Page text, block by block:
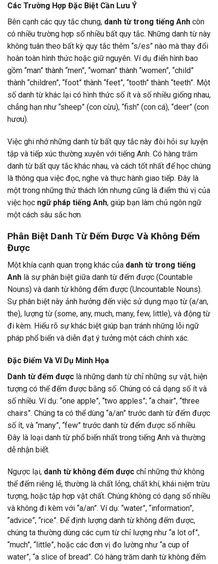
Các Trường Hợp Đặc Biệt Cần Lưu Ý
Bên cạnh các quy tắc chung, danh từ trong tiếng Anh còn
có nhiều trường hợp số nhiều bất quy tắc. Những danh từ này
không tuân theo bất kỳ quy tắc thêm “s/es” nào mà thay đổi
hoàn toàn hình thức hoặc giữ nguyên. Ví dụ điển hình bao
gồm “man” thành “men”, “woman” thành “women”, “child”
thành “children”, “foot” thành “feet”, “tooth” thành “teeth”. Một
số danh từ khác lại có hình thức số ít và số nhiều giống nhau,
chẳng hạn như “sheep” (con cừu), “fish” (con cá), “deer” (con
hươu).
Việc ghi nhớ những danh từ bất quy tắc này đòi hỏi sự luyện
tập và tiếp xúc thường xuyên với tiếng Anh. Có hàng trăm
danh từ bất quy tắc khác nhau, và cách tốt nhất để học chúng
là thông qua việc đọc, nghe và thực hành giao tiếp. Đây là
một trong những thử thách lớn nhưng cũng là điểm thú vị của
việc học ngữ pháp tiếng Anh, giúp bạn làm chủ ngôn ngữ
một cách sâu sắc hơn.
Phân Biệt Danh Từ Đếm Được Và Không Đếm
Được
Một khía cạnh quan trọng khác của danh từ trong tiếng
Anh là sự phân biệt giữa danh từ đếm được (Countable
Nouns) và danh từ không đếm được (Uncountable Nouns).
Sự phân biệt này ảnh hưởng đến việc sử dụng mạo từ (a/an,
the), lượng từ (some, any, much, many, few, little), và động từ
đi kèm. Hiểu rõ sự khác biệt giúp bạn tránh những lỗi ngữ
pháp phổ biến và diễn đạt ý tưởng một cách chính xác.
Đặc Điểm Và Ví Dụ Minh Họa
Danh từ đếm được là những danh từ chỉ những sự vật, hiện
tượng có thể đếm được bằng số. Chúng có cả dạng số ít và
số nhiều. Ví dụ: “one apple”, “two apples”; “a chair”, “three
chairs”. Chúng ta có thể dùng “a/an” trước danh từ đếm được
số ít, và “many”, “few” trước danh từ đếm được số nhiều.
Đây là loại danh từ phổ biến nhất trong tiếng Anh và thường
dễ nhận biết.
Ngược lại, danh từ không đếm được chỉ những thứ không
thể đếm riêng lẻ, thường là chất lỏng, chất khí, khái niệm trừu
tượng, hoặc tập hợp vật chất. Chúng không có dạng số nhiều
và không đi kèm với “a/an”. Ví dụ: “water”, “information”,
“advice”, “rice”. Để định lượng danh từ không đếm được,
chúng ta thường dùng các cụm từ chỉ lượng như “a lot of”,
“much”, “little”, hoặc các đơn vị đo lường như “a cup of
water”, “a slice of bread”. Có hàng trăm danh từ không đếm